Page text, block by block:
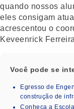
quando nossos
eles consigam
acrescentou o
Keveenrick
Você pode se
Egresso de
construção de
Conheça a